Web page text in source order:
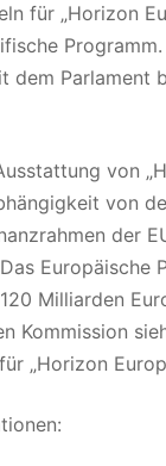
für „Horizon
dem Parlament
von
von
der
Europäische
Milliarden
Kommission
„Horizon